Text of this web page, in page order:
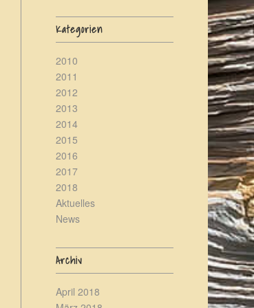
Kategorien
2010
2011
2012
2013
2014
2015
2016
2017
2018
Aktuelles
News
Archiv
April 2018